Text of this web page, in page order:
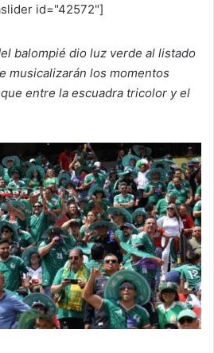
id="42572"]
balompié dio luz verde al listado
musicalizarán los momentos
entre la escuadra tricolor y el